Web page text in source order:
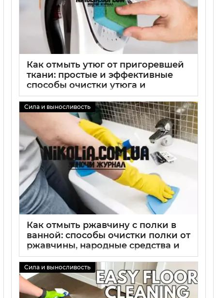
Как отмыть утюг от пригоревшей
ткани: простые и эффективные
способы очистки утюга и
удаления нагара
02 09 2025 0
Сила и выносливость
Как отмыть ржавчину с полки в
ванной: способы очистки полки от
ржавчины, народные средства и
советы по уходу за ванной
02 09 2025 0
Сила и выносливость